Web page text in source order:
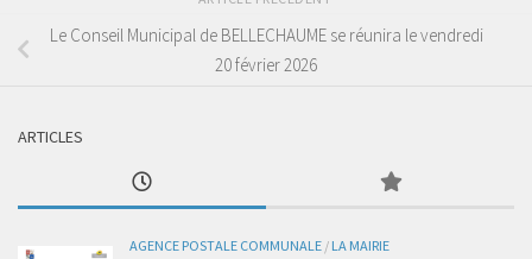
Le Conseil Municipal de BELLECHAUME se réunira le vendredi
20 février 2026
ARTICLES
AGENCE POSTALE COMMUNALE / LA MAIRIE